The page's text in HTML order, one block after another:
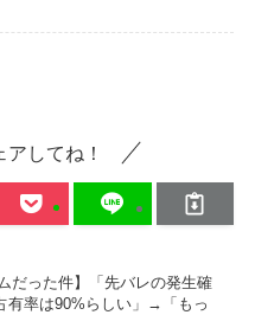
してね！
だった件】「先バレの発生確
有率は90%らしい」→「もっ